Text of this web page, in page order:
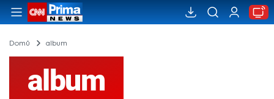
Domů album
album